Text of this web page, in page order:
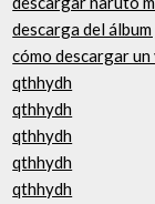
descarga del
cómo descargar
qthhydh
qthhydh
qthhydh
qthhydh
qthhydh